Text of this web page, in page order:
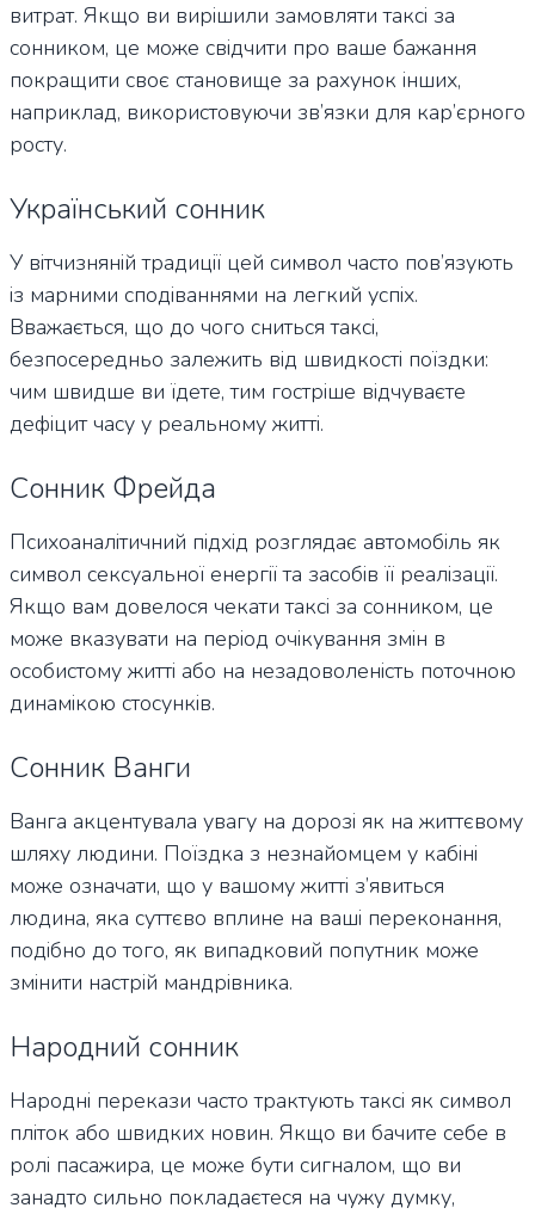
витрат. Якщо ви вирішили замовляти таксі за
сонником, це може свідчити про ваше бажання
покращити своє становище за рахунок інших,
наприклад, використовуючи зв’язки для кар’єрного
росту.
Український сонник
У вітчизняній традиції цей символ часто пов’язують
із марними сподіваннями на легкий успіх.
Вважається, що до чого сниться таксі,
безпосередньо залежить від швидкості поїздки:
чим швидше ви їдете, тим гостріше відчуваєте
дефіцит часу у реальному житті.
Сонник Фрейда
Психоаналітичний підхід розглядає автомобіль як
символ сексуальної енергії та засобів її реалізації.
Якщо вам довелося чекати таксі за сонником, це
може вказувати на період очікування змін в
особистому житті або на незадоволеність поточною
динамікою стосунків.
Сонник Ванги
Ванга акцентувала увагу на дорозі як на життєвому
шляху людини. Поїздка з незнайомцем у кабіні
може означати, що у вашому житті з’явиться
людина, яка суттєво вплине на ваші переконання,
подібно до того, як випадковий попутник може
змінити настрій мандрівника.
Народний сонник
Народні перекази часто трактують таксі як символ
пліток або швидких новин. Якщо ви бачите себе в
ролі пасажира, це може бути сигналом, що ви
занадто сильно покладаєтеся на чужу думку,